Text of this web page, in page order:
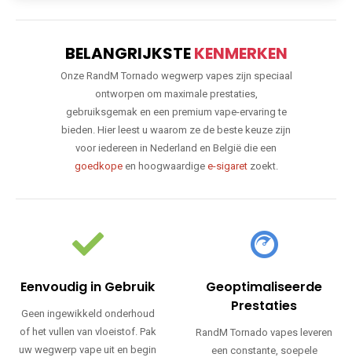
BELANGRIJKSTEKENMERKEN
Onze RandM Tornado wegwerp vapes zijn speciaal
ontworpen om maximale prestaties,
gebruiksgemak en een premium vape-ervaring te
bieden. Hier leest u waarom ze de beste keuze zijn
voor iedereen in Nederland en België die een
goedkopeen hoogwaardige e-sigaretzoekt.
Eenvoudig in Gebruik
Geen ingewikkeld onderhoud
of het vullen van vloeistof. Pak
uw wegwerp vape uit en begin
Geoptimaliseerde
Prestaties
RandM Tornado vapes leveren
een constante, soepele